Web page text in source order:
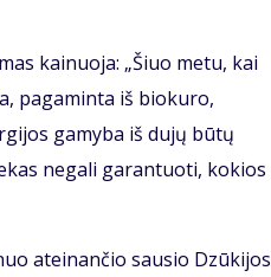
kainuoja: „Šiuo metu, kai
pagaminta iš biokuro,
gamyba iš dujų būtų
negali garantuoti, kokios
ateinančio sausio Dzūkijos